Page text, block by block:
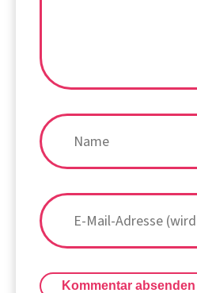
Kommentar absenden